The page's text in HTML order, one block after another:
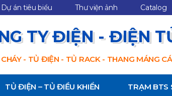
Dự án tiêu biểu Thư viện ảnh Catalog
TY ĐIỆN - ĐIỆN
- TỦ ĐIỆN - TỦ RACK - THANG MÁNG
TỦ ĐIỆN – TỦ ĐIỀU KHIỂN TRẠM BTS